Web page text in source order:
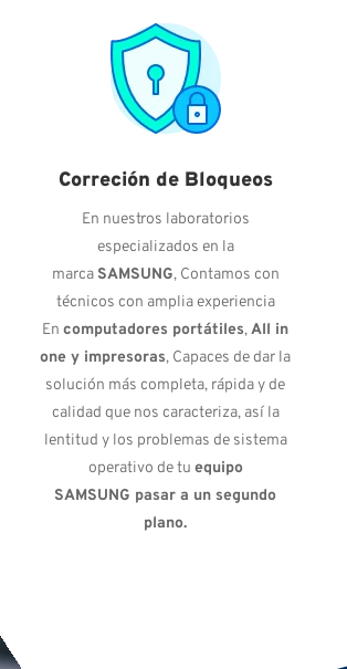
Correción de Bloqueos
En nuestros laboratorios
especializados en la
marcaSAMSUNG, Contamos con
técnicos con amplia experiencia
Encomputadores portátiles,All in
one y impresoras, Capaces de dar la
solución más completa, rápida y de
calidad que nos caracteriza, así la
lentitud y los problemas de sistema
operativo de tu equipo
SAMSUNG pasar a un segundo
plano.